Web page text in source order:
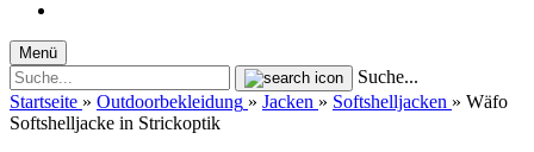
Menü
Suche...
Startseite » Outdoorbekleidung » Jacken » Softshelljacken » Wäfo
Softshelljacke in Strickoptik